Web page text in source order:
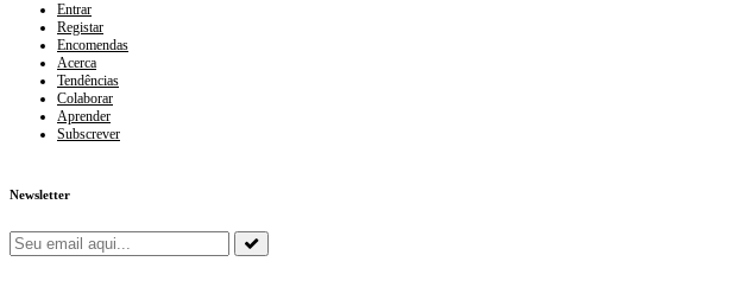
Entrar
Registar
Encomendas
Acerca
Tendências
Colaborar
Aprender
Subscrever
Newsletter